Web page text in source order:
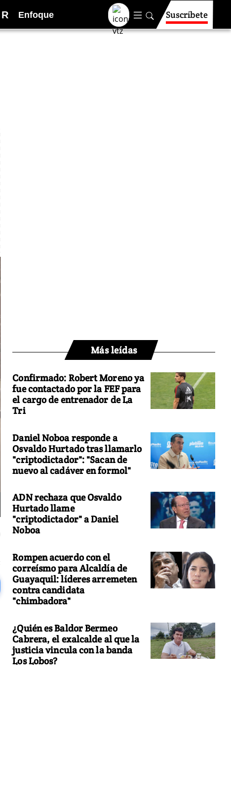
R Enfoque Suscríbete
Más leídas
Confirmado: Robert Moreno ya
fue contactado por la FEF para
el cargo de entrenador de La
Tri
Daniel Noboa responde a
Osvaldo Hurtado tras llamarlo
"criptodictador": "Sacan de
nuevo al cadáver en formol"
ADN rechaza que Osvaldo
Hurtado llame
"criptodictador" a Daniel
Noboa
Rompen acuerdo con el
correísmo para Alcaldía de
Guayaquil: líderes arremeten
contra candidata
"chimbadora"
¿Quién es Baldor Bermeo
Cabrera, el exalcalde al que la
justicia vincula con la banda
Los Lobos?